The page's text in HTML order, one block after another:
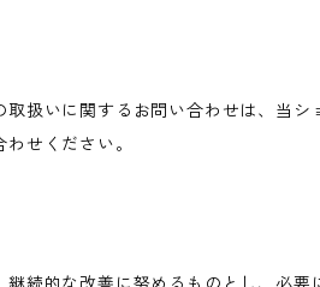
扱いに関するお問い合わせは、当
せください。